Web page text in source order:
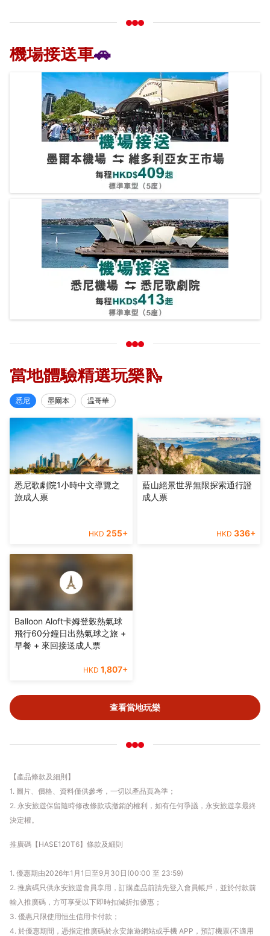
機場接送車🚗
當地體驗精選玩樂🛝
悉尼 墨爾本 温哥華
悉尼歌劇院1小時中文導覽之
旅成人票
HKD 255+
藍山絕景世界無限探索通行證
成人票
HKD 336+
Balloon Aloft卡姆登穀熱氣球
飛行60分鐘日出熱氣球之旅 +
早餐 + 來回接送成人票
HKD 1,807+
查看當地玩樂
【產品條款及細則】
1. 圖片、價格、資料僅供參考，一切以產品頁為準；
2. 永安旅遊保留隨時修改條款或撤銷的權利，如有任何爭議，永安旅遊享最終
決定權。
推廣碼【HASE120T6】條款及細則
1. 優惠期由2026年1月1日至9月30日(00:00 至 23:59)
2. 推廣碼只供永安旅遊會員享用，訂購產品前請先登入會員帳戶，並於付款前
輸入推廣碼，方可享受以下即時扣減折扣優惠；
3. 優惠只限使用恒生信用卡付款；
4. 於優惠期間，憑指定推廣碼於永安旅遊網站或手機 APP，預訂機票(不適用